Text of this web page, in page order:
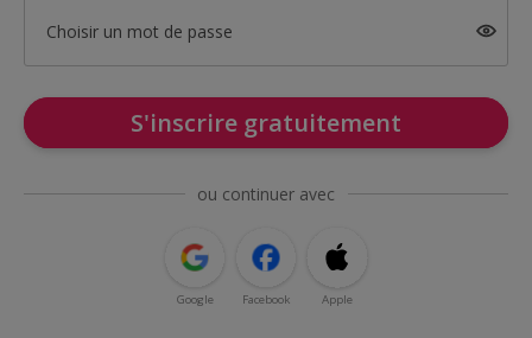
Choisir un mot de passe
S'inscrire gratuitement
ou continuer avec
Google Facebook Apple